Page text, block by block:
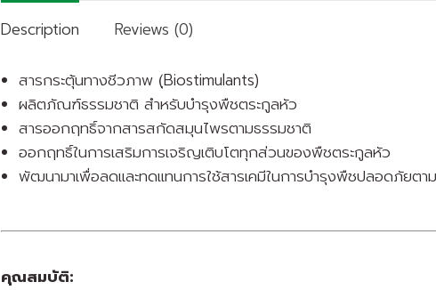
Description Reviews (0)
สารกระตุ้นทางชีวภาพ (ฺBiostimulants)
ผลิตภัณฑ์ธรรมชาติ สำหรับบำรุงพืชตระกูลหัว
สารออกฤทธิ์จากสารสกัดสมุนไพรตามธรรมชาติ
ออกฤทธิ์ในการเสริมการเจริญเติบโตทุกส่วนของพืชตระกูลหัว
พัฒนามาเพื่อลดและทดแทนการใช้สารเคมีในการบำรุงพืชปลอดภัยต
คุณสมบัติ: